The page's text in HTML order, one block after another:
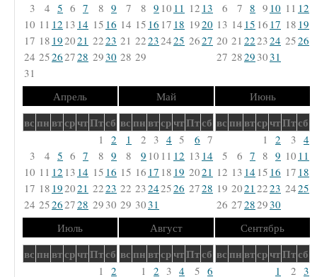
3
4 5 6 7 8 9
10 11 12 13 14 15 16
17 18 192021 2223
24 25262728 2930
31
7
8 9 10 11 12 13
14 15 16 17 18 1920
21 22232425 2627
28 29
6
7 8 9 10 11 12
13 14 15 16 17 18 19
20 21 222324 2526
27 2829 3031
Апрель
вс пн втсрчтПтсб
1 2
3
4 5 6 7 8 9
10 11 12 13 14 15 16
17 18 192021 2223
24 25262728 29 30
Май
вс пн втсрчтПтсб
1 2 3 4 5 6 7
8
9 10 11 12 13 14
15 16 17 18 19 2021
22 23242526 2728
29 3031
Июнь
вс пн втсрчтПтсб
1 2 3 4
5
6 7 8 9 10 11
12 13 14 15 16 17 18
19 2021 2223 2425
26 27282930
Июль
вс пн втсрчтПтсб
1 2
Август
вс пн втсрчтПтсб
1 2 3 4 5 6
Сентябрь
вс пн втсрчтПтсб
1 2 3